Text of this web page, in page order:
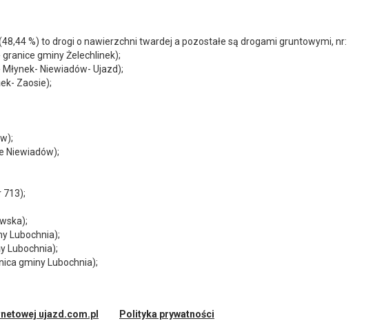
%) to drogi o nawierzchni twardej a pozostałe są drogami gruntowymi, nr:
gminy Żelechlinek);
Niewiadów- Ujazd);
Zaosie);
Niewiadów);
713);
Lubochnia);
Lubochnia);
gminy Lubochnia);
ujazd.com.pl Polityka prywatności